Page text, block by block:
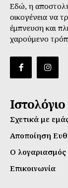
Εδώ, η
οικογένεια να
έμπνευση και
χαρούμενο
Ιστολόγιο
Σχετικά με
Αποποίηση
Ο λογαριασμός
Επικοινωνία